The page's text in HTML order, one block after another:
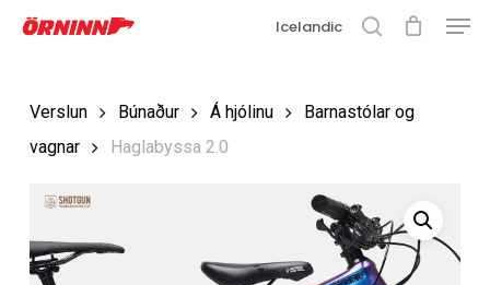
Fara
Icelandic
Verslun Búnaður Á hjólinu
Barnastólar og
vagnar
Haglabyssa 2.0